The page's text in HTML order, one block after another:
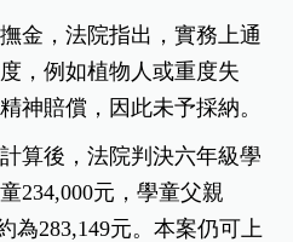
金，法院指出，實務上通
，例如植物人或重度失
神賠償，因此未予採納。
算後，法院判決六年級學
234,000元，學童父親
為283,149元。本案仍可上